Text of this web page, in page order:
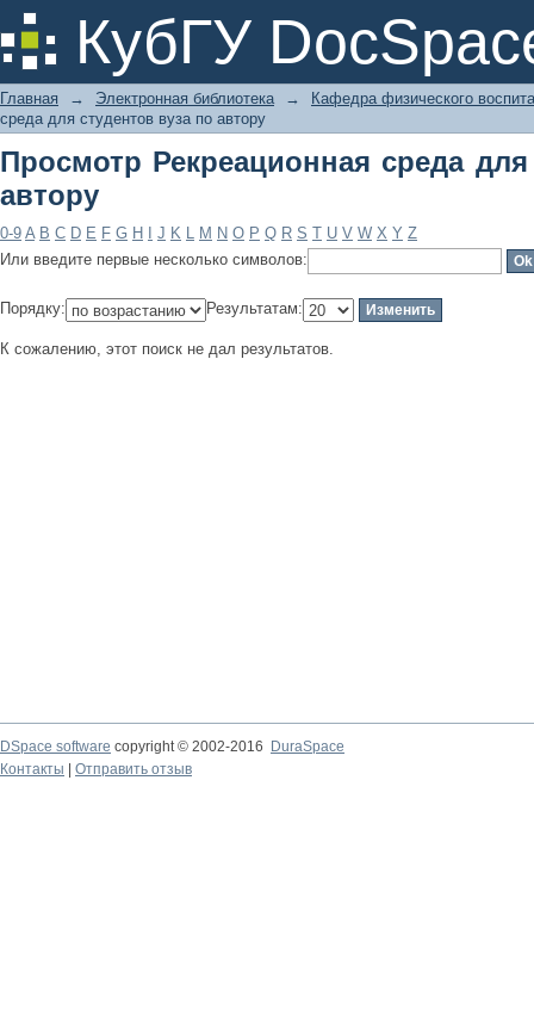
КубГУ
Просмотр Рекреационная среда для
Главная → Электронная библиотека →
Кафедра физического
среда для студентов вуза по автору
Просмотр Рекреационная среда
автору
0-9 A B C D E F G H J K L M N O P Q R S T U V W X Y Z
Или введите первые несколько символов:
Порядку: Результатам:
К сожалению, этот поиск не дал результатов.
DSpace software copyright © 2002-2016
DuraSpace
Контакты
Отправить отзыв